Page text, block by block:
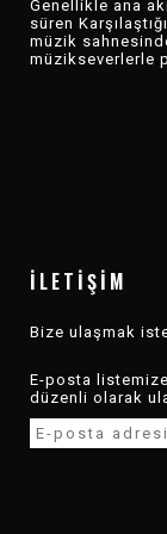
Genellikle ana
süren
müzik
müzikseverlerle
İLETIŞIM
Bize ulaşmak
E-posta
düzenli olarak